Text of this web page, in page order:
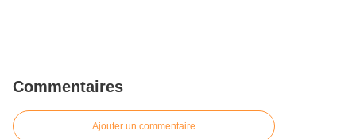
Commentaires
Ajouter un commentaire